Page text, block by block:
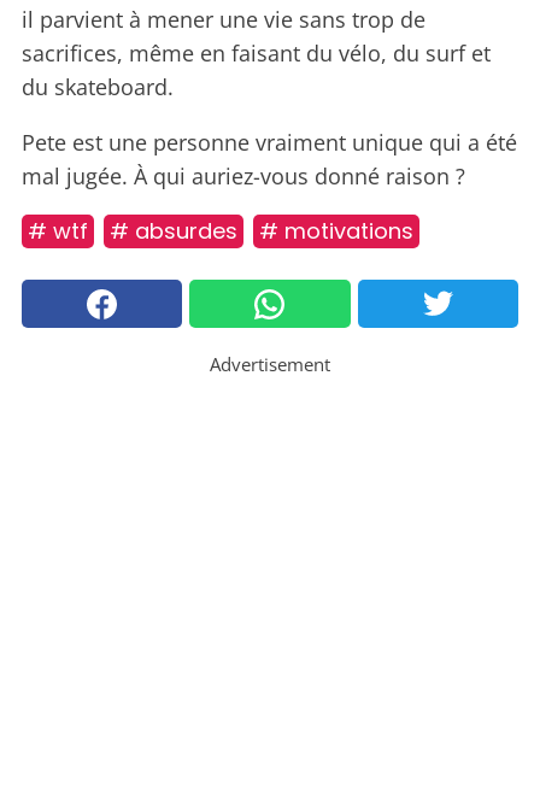
il parvient à mener une vie sans trop de
sacrifices, même en faisant du vélo, du surf et
du skateboard.
Pete est une personne vraiment unique qui a été
mal jugée. À qui auriez-vous donné raison ?
# wtf # absurdes # motivations
Advertisement